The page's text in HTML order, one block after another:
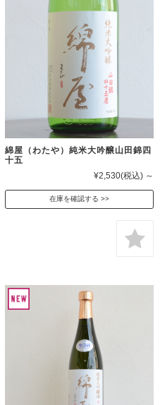
綿屋（わたや）純米大吟醸山田錦四
十五
¥2,530(税込) ～
在庫を確認する